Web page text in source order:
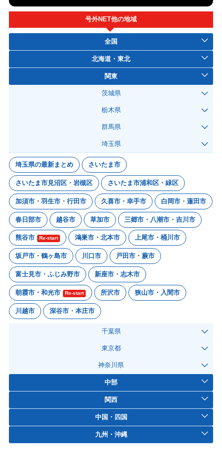
号外NET他の地域
全国
北海道・東北
関東
茨城県
栃木県
群馬県
埼玉県
埼玉県の最新まとめ さいたま市
さいたま市見沼区・岩槻区 さいたま市浦和区・緑区
加須市・羽生市・行田市 久喜市・幸手市 白岡市・蓮田市
春日部市 越谷市 草加市 三郷市・八潮市・吉川市
熊谷市 Re-start 鴻巣市・北本市 上尾市・桶川市
坂戸市・鶴ヶ島市 川口市 戸田市・蕨市
富士見市・ふじみ野市 新座市・志木市
朝霞市・和光市 Re-start 所沢市 狭山市・入間市
川越市 深谷市・本庄市
千葉県
東京都
神奈川県
中部
関西
中国・四国
九州・沖縄